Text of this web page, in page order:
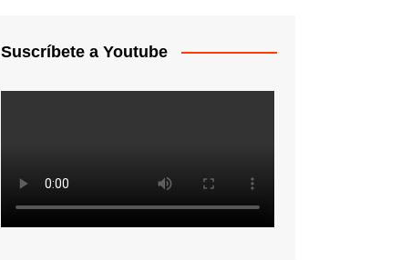
Suscríbete a Youtube